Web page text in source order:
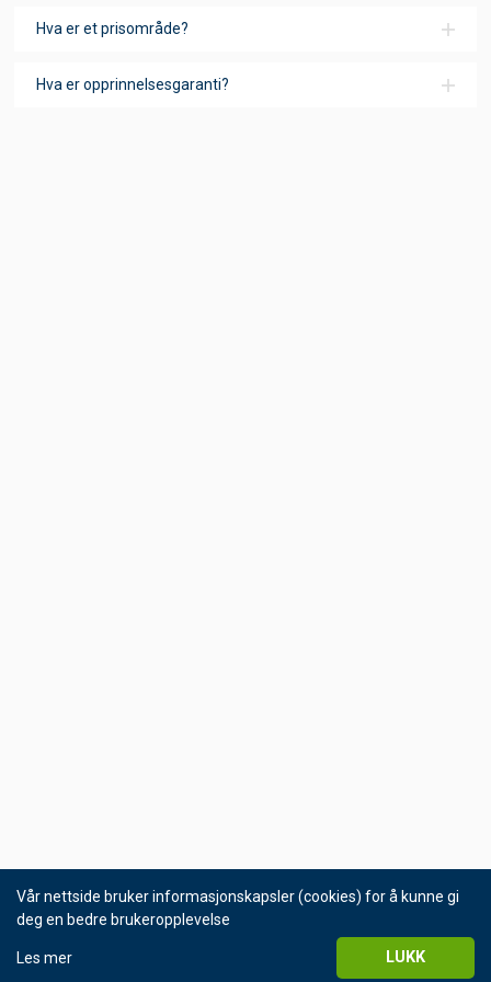
Hva er et prisområde?
Hva er opprinnelsesgaranti?
Vår nettside bruker informasjonskapsler (cookies) for å kunne gi
deg en bedre brukeropplevelse
Les mer LUKK